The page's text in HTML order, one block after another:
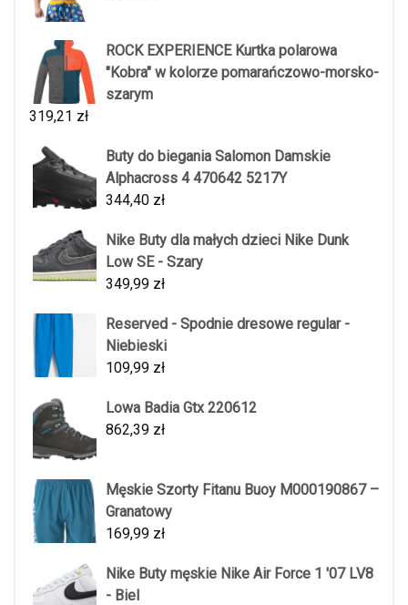
ROCK EXPERIENCE Kurtka polarowa
"Kobra" w kolorze pomarańczowo-morsko-
szarym
319,21 zł
Buty do biegania Salomon Damskie
Alphacross 4 470642 5217Y
344,40 zł
Nike Buty dla małych dzieci Nike Dunk
Low SE - Szary
349,99 zł
Reserved - Spodnie dresowe regular -
Niebieski
109,99 zł
Lowa Badia Gtx 220612
862,39 zł
Męskie Szorty Fitanu Buoy M000190867 –
Granatowy
169,99 zł
Nike Buty męskie Nike Air Force 1 '07 LV8
- Biel